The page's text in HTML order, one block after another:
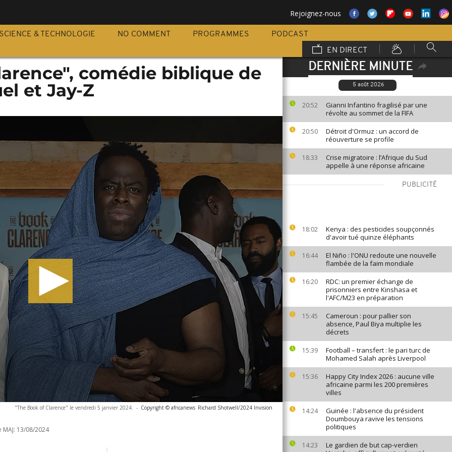
Rejoignez-nous
SCIENCE & TECHNOLOGIE NO COMMENT PROGRAMMES
PODCAST
EN DIRECT
DERNIÈRE MINUTE
5 août 2026
20:52
Gianni Infantino fragilisé par une
révolte au sommet de la FIFA
20:50
Détroit d'Ormuz : un accord de
réouverture se profile
18:33
Crise migratoire : l’Afrique du Sud
appelle à une réponse africaine
PUBLICITÉ
18:02
Kenya : des pesticides soupçonnés
d'avoir tué quinze éléphants
16:44
El Niño : l'ONU redoute une nouvelle
flambée de la faim mondiale
16:20
RDC: un premier échange de
prisonniers entre Kinshasa et
l'AFC/M23 en préparation
15:45
Cameroun : pour pallier son
absence, Paul Biya multiplie les
décrets
15:39
Football – transfert : le pari turc de
Mohamed Salah après Liverpool
15:36
Happy City Index 2026 : aucune ville
africaine parmi les 200 premières
villes
14:24
Guinée : l'absence du président
Doumbouya ravive les tensions
politiques
14:23
Le gardien de but cap-verdien
comédie biblique de
et Jay-Z
"The Book of Clarence" le vendredi 5 janvier 2024. - Copyright © africanews Richard Shotwell/2024 Invision
13/08/2024